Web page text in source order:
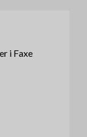
i Faxe